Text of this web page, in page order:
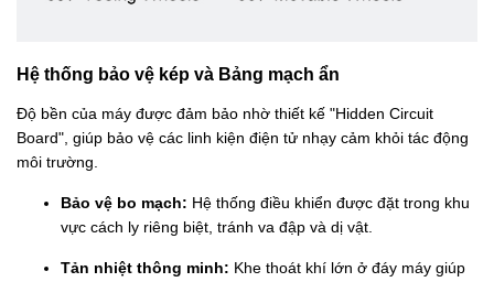
Hệ thống bảo vệ kép và Bảng mạch ẩn
Độ bền của máy được đảm bảo nhờ thiết kế "Hidden Circuit
Board", giúp bảo vệ các linh kiện điện tử nhạy cảm khỏi tác động
môi trường.
Bảo vệ bo mạch: Hệ thống điều khiển được đặt trong khu
vực cách ly riêng biệt, tránh va đập và dị vật.
Tản nhiệt thông minh: Khe thoát khí lớn ở đáy máy giúp